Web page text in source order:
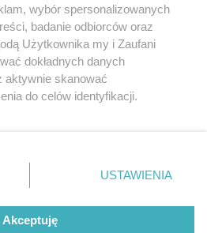
Grupa ZPR Media
wybór spersonalizowanych
badanie odbiorców oraz
Użytkownika my i Zaufani
dokładnych danych
aktywnie skanować
do celów identyfikacji.
przycisk ustawień prywatności
dolnym rogu strony
nie wymagają zgody
sprzeciwić się takiemu
USTAWIENIA
Akceptuję